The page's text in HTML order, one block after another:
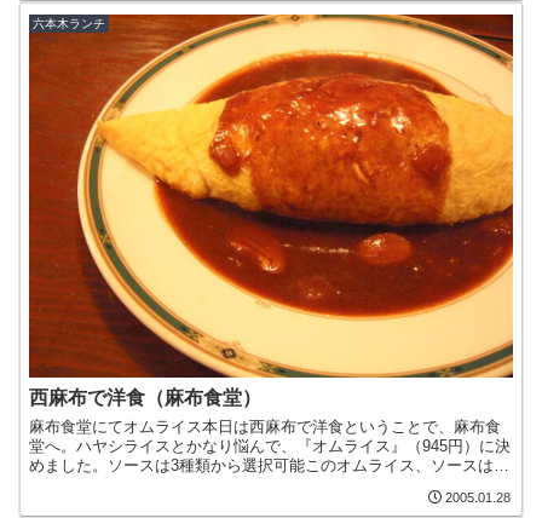
六本木ランチ
西麻布で洋食（麻布食堂）
麻布食堂にてオムライス本日は西麻布で洋食ということで、麻布食
堂へ。ハヤシライスとかなり悩んで、『オムライス』（945円）に決
めました。ソースは3種類から選択可能このオムライス、ソースは
2005.01.28